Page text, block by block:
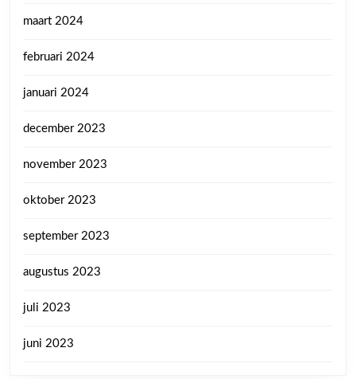
maart 2024
februari 2024
januari 2024
december 2023
november 2023
oktober 2023
september 2023
augustus 2023
juli 2023
juni 2023